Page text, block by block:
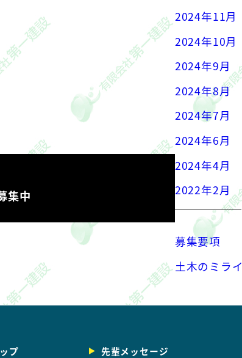
集中
2024年11月
2024年10月
2024年9月
2024年8月
2024年7月
2024年6月
2024年4月
2022年2月
募集要項
土木のミライ
プ 先輩メッセージ